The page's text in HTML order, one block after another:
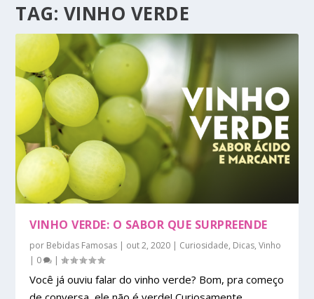
TAG: VINHO VERDE
VINHO VERDE: O SABOR QUE SURPREENDE
por Bebidas Famosas | out 2, 2020 | Curiosidade, Dicas,Vinho
| 0 |
Você já ouviu falar do vinho verde? Bom, pra começo